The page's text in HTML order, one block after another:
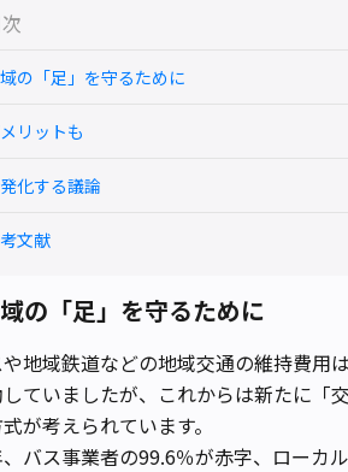
の「足」を守るために
リットも
化する議論
文献
の「足」を守るために
地域鉄道などの地域交通の維持費用
ていましたが、これからは新たに「
が考えられています。
バス事業者の99.6％が赤字、ローカ